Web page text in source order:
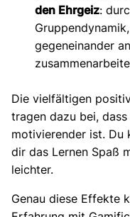
den Ehrgeiz:
gegeneinander
Die vielfältigen
tragen dazu bei,
motivierender ist. Du
dir das Lernen Spaß
leichter.
Genau diese Effekte